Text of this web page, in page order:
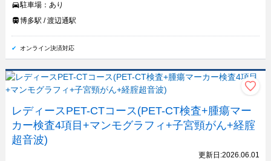
駐車場： あり
博多駅 / 渡辺通駅
オンライン決済対応
レディースPET-CTコース(PET-CT検査+腫瘍マー
カー検査4項目+マンモグラフィ+子宮頸がん+経腟
超音波)
更新日:2026.06.01